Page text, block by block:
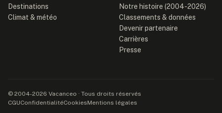
Destinations
Climat & météo
Notre histoire (2004-2026)
Classements & données
Devenir partenaire
Carrières
Presse
© 2004-2026 Vacanceo · Tous droits réservés
CGUConfidentialitéCookiesMentions légales